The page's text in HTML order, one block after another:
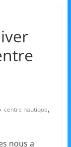
centre nautique,
nous a